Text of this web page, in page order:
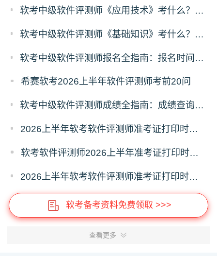
软考中级软件评测师《应用技术》考什么？软件评测师应用技术科目考试内容
软考中级软件评测师《基础知识》考什么？软件评测师基础知识科目考试内容
软考中级软件评测师报名全指南：报名时间、入口、流程、资料、注意事项
希赛软考2026上半年软件评测师考前20问
软考中级软件评测师成绩全指南：成绩查询时间、入口、流程、合格标准、成绩复查
2026上半年软考软件评测师准考证打印时间5月18日起
软考软件评测师2026上半年准考证打印时间汇总
2026上半年软考软件评测师准考证打印时间入口及要求
软考备考资料免费领取 >>>
查看更多